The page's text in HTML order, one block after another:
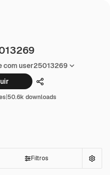
com user25013269
Compartilhar
|50.6k downloads
Filtros